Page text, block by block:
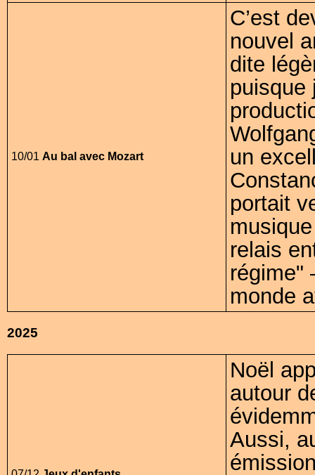
10/01 Au bal avec Mozart
C’est
nouvel
dite
puisque
un
portait
relais
régime"
monde
2025
Noël
autour
Aussi,